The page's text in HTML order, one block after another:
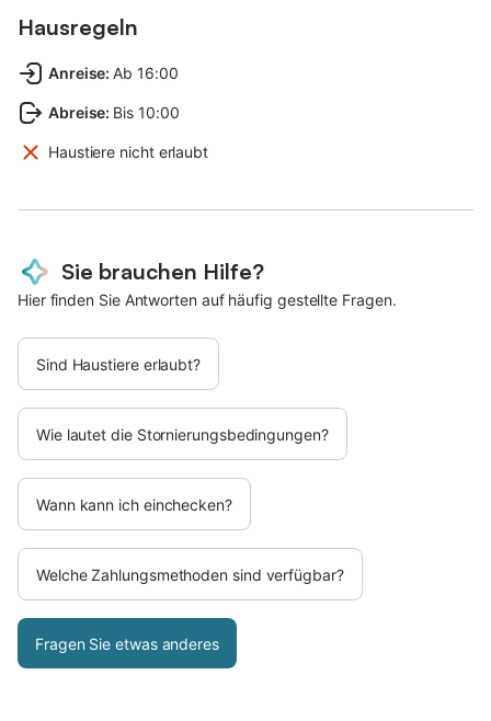
Hausregeln
Anreise: Ab 16:00
Abreise: Bis 10:00
Haustiere nicht erlaubt
Sie brauchen Hilfe?
Hier finden Sie Antworten auf häufig gestellte Fragen.
Sind Haustiere erlaubt?
Wie lautet die Stornierungsbedingungen?
Wann kann ich einchecken?
Welche Zahlungsmethoden sind verfügbar?
Fragen Sie etwas anderes